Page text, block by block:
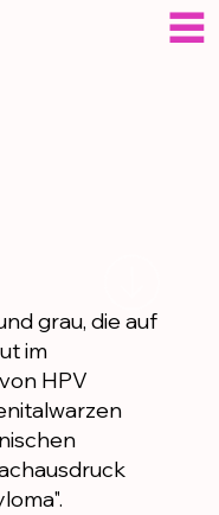
grau, die auf
im
HPV